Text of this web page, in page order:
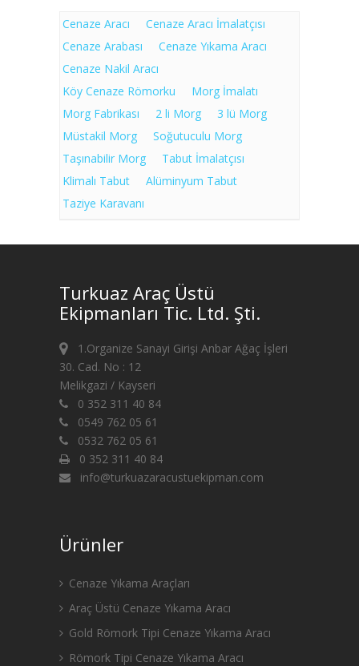
Cenaze Aracı
Cenaze Aracı İmalatçısı
Cenaze Arabası
Cenaze Yıkama Aracı
Cenaze Nakil Aracı
Köy Cenaze Römorku
Morg İmalatı
Morg Fabrikası
2 li Morg
3 lü Morg
Müstakil Morg
Soğutuculu Morg
Taşınabilir Morg
Tabut İmalatçısı
Klimalı Tabut
Alüminyum Tabut
Taziye Karavanı
Turkuaz Araç Üstü
Ekipmanları Tic. Ltd. Şti.
1.Organize Sanayi Girişi Anbar Ağaç İşleri
30. Cad. No : 12
Melikgazi / Kayseri
0 352 311 40 84
0549 762 05 61
0532 762 05 61
0 352 311 40 84
info@turkuazaracustuekipman.com
Ürünler
Cenaze Yıkama Araçları
Araç Üstü Cenaze Yıkama Aracı
Gold Römork Tipi Cenaze Yıkama Aracı
Römork Tipi Cenaze Yıkama Aracı